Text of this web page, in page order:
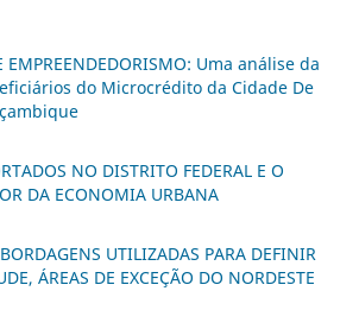
EMPREENDEDORISMO: Uma análise da
do Microcrédito da Cidade De
NO DISTRITO FEDERAL E O
DA ECONOMIA URBANA
UTILIZADAS PARA DEFINIR
ÁREAS DE EXCEÇÃO DO NORDESTE